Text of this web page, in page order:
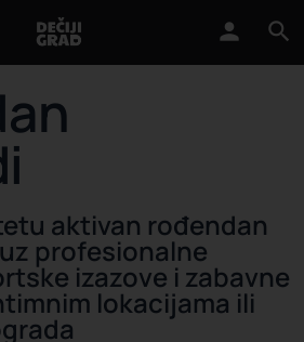
aktivan rođendan
profesionalne
izazove i zabavne
lokacijama ili